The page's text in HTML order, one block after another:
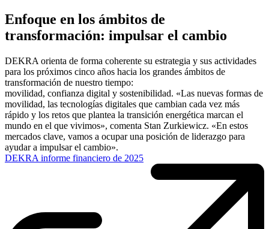
Enfoque en los ámbitos de
transformación: impulsar el cambio
DEKRA orienta de forma coherente su estrategia y sus actividades
para los próximos cinco años hacia los grandes ámbitos de
transformación de nuestro tiempo:
movilidad, confianza digital y sostenibilidad. «Las nuevas formas de
movilidad, las tecnologías digitales que cambian cada vez más
rápido y los retos que plantea la transición energética marcan el
mundo en el que vivimos», comenta Stan Zurkiewicz. «En estos
mercados clave, vamos a ocupar una posición de liderazgo para
ayudar a impulsar el cambio».
DEKRA informe financiero de 2025